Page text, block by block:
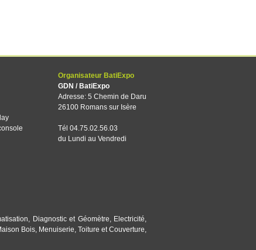
Organisateur BatiExpo
GDN / BatiExpo
Adresse: 5 Chemin de Daru
26100 Romans sur Isère
Tél 04.75.02.56.03
du Lundi au Vendredi
, Diagnostic et Géomètre, Electricité,
Bois, Menuiserie, Toiture et Couverture,